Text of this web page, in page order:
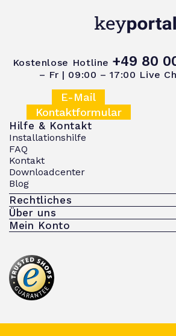
Kostenlose Hotline +49 80
– Fr | 09:00 – 17:00 Live
E-Mail
Kontaktformular
Hilfe & Kontakt
Installationshilfe
FAQ
Kontakt
Downloadcenter
Blog
Rechtliches
Über uns
Mein Konto